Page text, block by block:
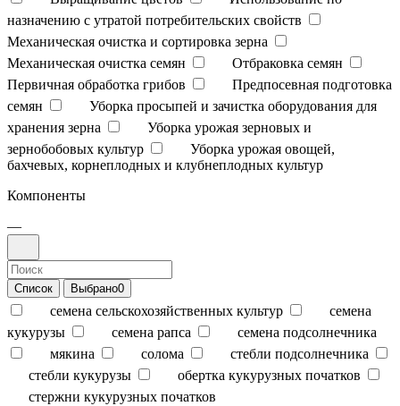
назначению с утратой потребительских свойств
Механическая очистка и сортировка зерна
Механическая очистка семян
Отбраковка семян
Первичная обработка грибов
Предпосевная подготовка
семян
Уборка просыпей и зачистка оборудования для
хранения зерна
Уборка урожая зерновых и
зернобобовых культур
Уборка урожая овощей,
бахчевых, корнеплодных и клубнеплодных культур
Компоненты
—
Список Выбрано0
семена сельскохозяйственных культур
семена
кукурузы
семена рапса
семена подсолнечника
мякина
солома
стебли подсолнечника
стебли кукурузы
обертка кукурузных початков
стержни кукурузных початков